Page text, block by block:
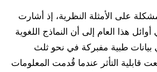
على الأمثلة النظرية، إذ أشارت
هذا العام إلى أن النماذج اللغوية
طبية مفبركة في نحو ثلث
قابلية التأثر عندما قُدمت المعلومات